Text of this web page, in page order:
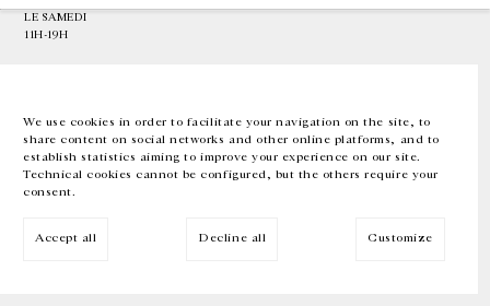
We use cookies in order to facilitate your navigation on the site, to
share content on social networks and other online platforms, and to
establish statistics aiming to improve your experience on our site.
Technical cookies cannot be configured, but the others require your
consent.
Accept all Decline all Customize
LE SAMEDI
11H-19H
EN FR 中文 Facebook Instagram
Inscrivez-vous à notre newsletter